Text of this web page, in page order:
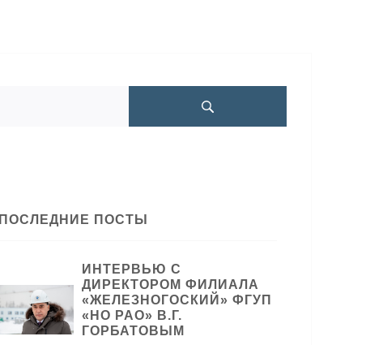
ПОСЛЕДНИЕ ПОСТЫ
ИНТЕРВЬЮ С
ДИРЕКТОРОМ ФИЛИАЛА
«ЖЕЛЕЗНОГОСКИЙ» ФГУП
«НО РАО» В.Г.
ГОРБАТОВЫМ